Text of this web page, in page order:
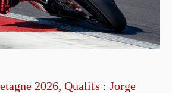
2026, Qualifs : Jorge